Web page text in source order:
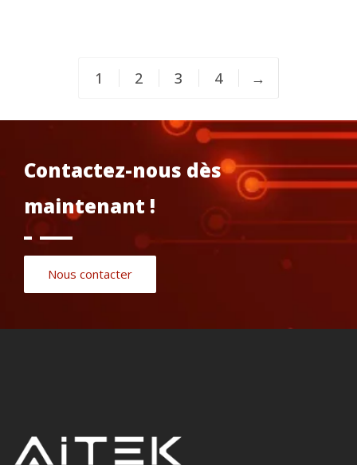
1 2 3 4 →
Contactez-nous dès
maintenant !
Nous contacter